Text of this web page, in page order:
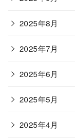
2025年8月
2025年7月
2025年6月
2025年5月
2025年4月